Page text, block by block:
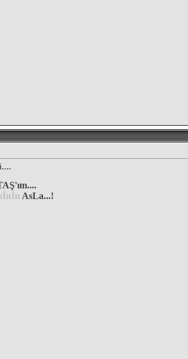
AsLa...!